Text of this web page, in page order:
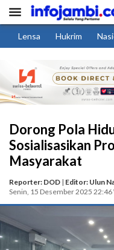

Lensa Hukrim
Dorong Pola
Sosialisasikan
Masyarakat
Reporter: DOD | Editor: Ulun
Senin, 15 Desember 2025 22:46